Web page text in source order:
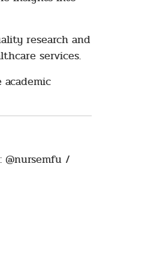
research and
services.
@nursemfu /